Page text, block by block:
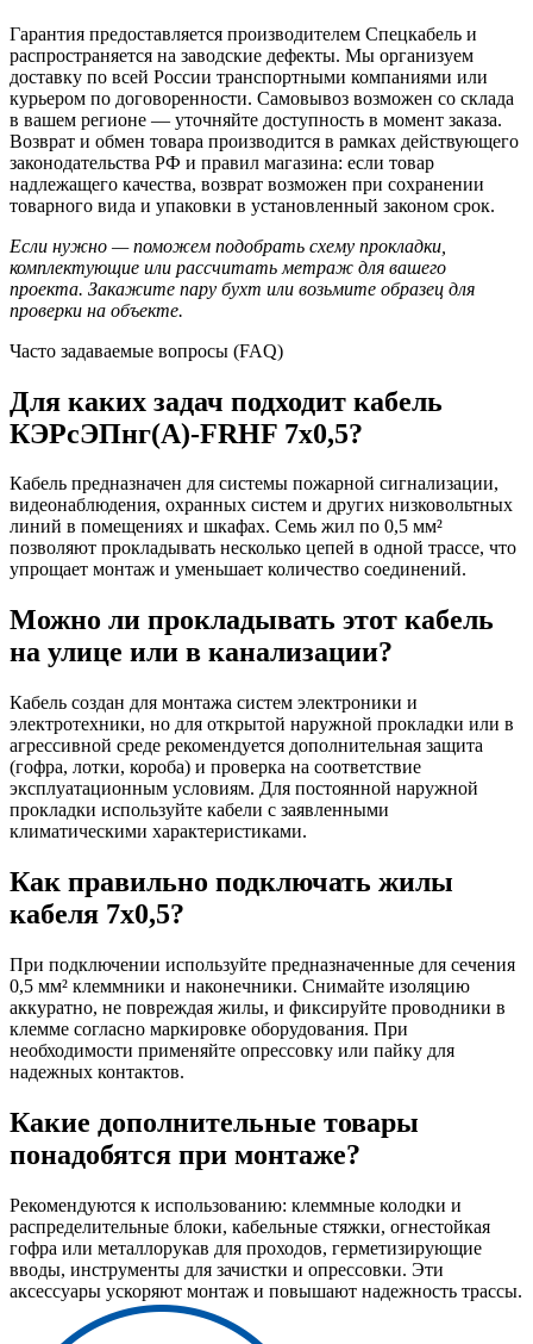
Гарантия предоставляется производителем Спецкабель и
распространяется на заводские дефекты. Мы организуем
доставку по всей России транспортными компаниями или
курьером по договоренности. Самовывоз возможен со склада
в вашем регионе — уточняйте доступность в момент заказа.
Возврат и обмен товара производится в рамках действующего
законодательства РФ и правил магазина: если товар
надлежащего качества, возврат возможен при сохранении
товарного вида и упаковки в установленный законом срок.
Если нужно — поможем подобрать схему прокладки,
комплектующие или рассчитать метраж для вашего
проекта. Закажите пару бухт или возьмите образец для
проверки на объекте.
Часто задаваемые вопросы (FAQ)
Для каких задач подходит кабель
КЭРсЭПнг(А)-FRHF 7х0,5?
Кабель предназначен для системы пожарной сигнализации,
видеонаблюдения, охранных систем и других низковольтных
линий в помещениях и шкафах. Семь жил по 0,5 мм²
позволяют прокладывать несколько цепей в одной трассе, что
упрощает монтаж и уменьшает количество соединений.
Можно ли прокладывать этот кабель
на улице или в канализации?
Кабель создан для монтажа систем электроники и
электротехники, но для открытой наружной прокладки или в
агрессивной среде рекомендуется дополнительная защита
(гофра, лотки, короба) и проверка на соответствие
эксплуатационным условиям. Для постоянной наружной
прокладки используйте кабели с заявленными
климатическими характеристиками.
Как правильно подключать жилы
кабеля 7х0,5?
При подключении используйте предназначенные для сечения
0,5 мм² клеммники и наконечники. Снимайте изоляцию
аккуратно, не повреждая жилы, и фиксируйте проводники в
клемме согласно маркировке оборудования. При
необходимости применяйте опрессовку или пайку для
надежных контактов.
Какие дополнительные товары
понадобятся при монтаже?
Рекомендуются к использованию: клеммные колодки и
распределительные блоки, кабельные стяжки, огнестойкая
гофра или металлорукав для проходов, герметизирующие
вводы, инструменты для зачистки и опрессовки. Эти
аксессуары ускоряют монтаж и повышают надежность трассы.